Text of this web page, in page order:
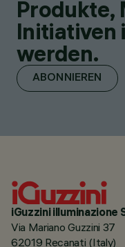
Produkte,
Initiativen
werden.
ABONNIEREN
iGuzzini illuminazione
Via Mariano Guzzini 37
62019 Recanati (Italy)